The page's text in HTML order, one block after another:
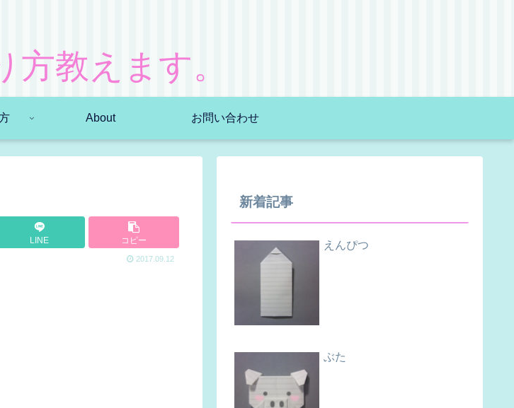
方教えます。
About お問い合わせ
LINE コピー
2017.09.12
新着記事
えんぴつ
ぶた